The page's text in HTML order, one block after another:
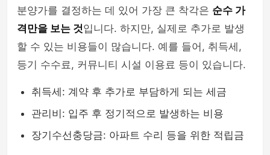
분양가를 결정하는 데 있어 가장 큰 착각은 순수 가
격만을 보는 것입니다. 하지만, 실제로 추가로 발생
할 수 있는 비용들이 많습니다. 예를 들어, 취득세,
등기 수수료, 커뮤니티 시설 이용료 등이 있습니다.
취득세: 계약 후 추가로 부담하게 되는 세금
관리비: 입주 후 정기적으로 발생하는 비용
장기수선충당금: 아파트 수리 등을 위한 적립금